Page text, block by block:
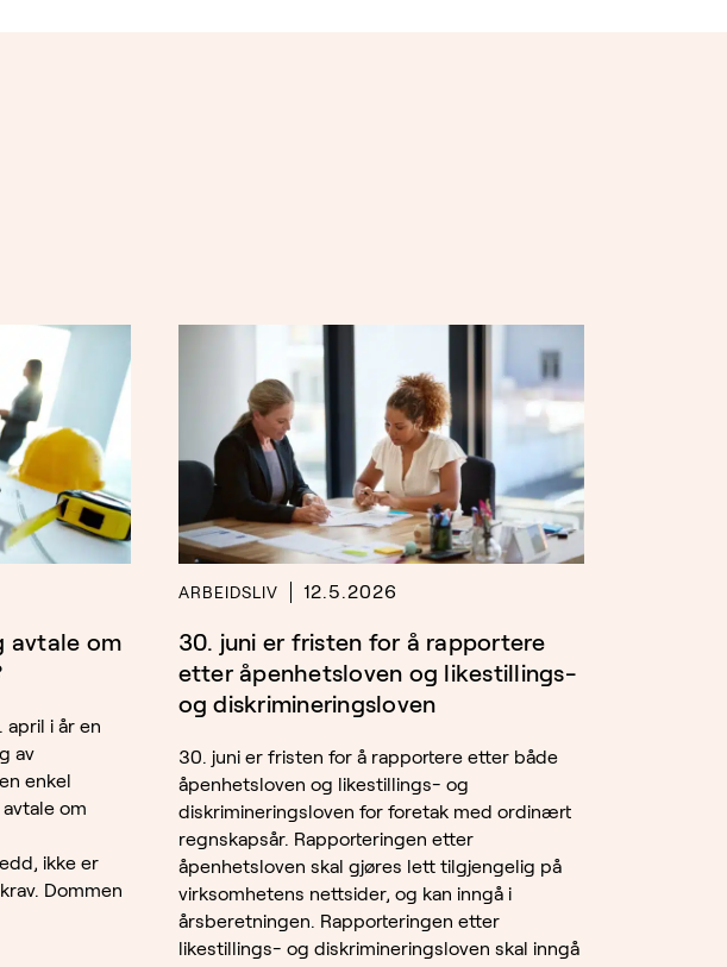
avtale om
april i år en
av
enkel
om
ikke er
Dommen
ARBEIDSLIV 12.5.2026
30. juni er fristen for å rapportere
etter åpenhetsloven og likestillings-
og diskrimineringsloven
30. juni er fristen for å rapportere etter både
åpenhetsloven og likestillings- og
diskrimineringsloven for foretak med ordinært
regnskapsår. Rapporteringen etter
åpenhetsloven skal gjøres lett tilgjengelig på
virksomhetens nettsider, og kan inngå i
årsberetningen. Rapporteringen etter
likestillings- og diskrimineringsloven skal inngå